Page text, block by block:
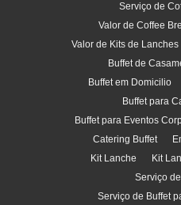
Serviço de
Valor de Coffee
Valor de Kits de Lanches
Buffet de
Buffet em Domicilio
Buffet para
Buffet para Eventos
Catering Buffet
Kit Lanche
Kit
Serviço
Serviço de Buffet